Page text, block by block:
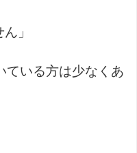
」
ている方は少なくあ